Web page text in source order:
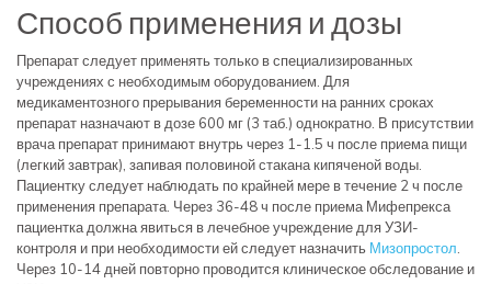
Способ применения и дозы
Препарат следует применять только в специализированных
учреждениях с необходимым оборудованием. Для
медикаментозного прерывания беременности на ранних сроках
препарат назначают в дозе 600 мг (3 таб.) однократно. В присутствии
врача препарат принимают внутрь через 1-1.5 ч после приема пищи
(легкий завтрак), запивая половиной стакана кипяченой воды.
Пациентку следует наблюдать по крайней мере в течение 2 ч после
применения препарата. Через 36-48 ч после приема Мифепрекса
пациентка должна явиться в лечебное учреждение для УЗИ-
контроля и при необходимости ей следует назначить Мизопростол
Через 10-14 дней повторно проводится клиническое обследование и